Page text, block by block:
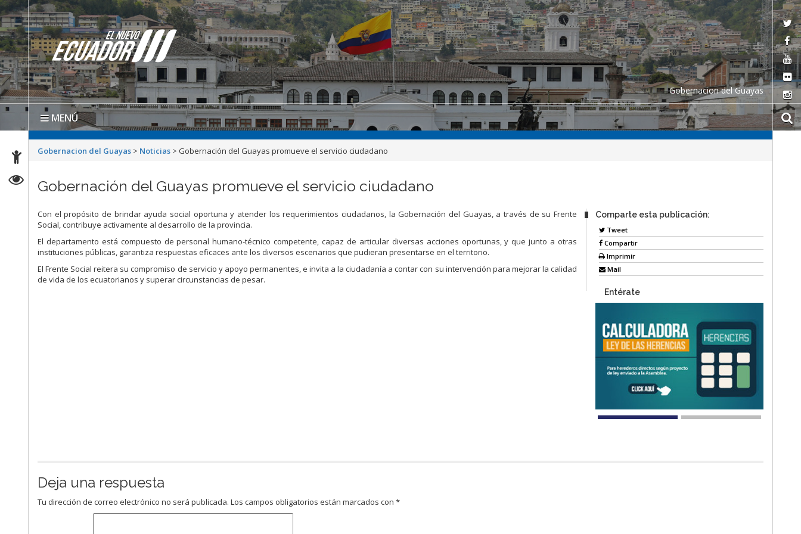
Gobernacion del Guayas
MENÚ
Gobernacion del Guayas > Noticias > Gobernación del Guayas promueve el servicio ciudadano
Gobernación del Guayas promueve el servicio ciudadano
Con el propósito de brindar ayuda social oportuna y atender los requerimientos ciudadanos, la Gobernación del Guayas, a través de su Frente
Social, contribuye activamente al desarrollo de la provincia.
El departamento está compuesto de personal humano-técnico competente, capaz de articular diversas acciones oportunas, y que junto a otras
instituciones públicas, garantiza respuestas eficaces ante los diversos escenarios que pudieran presentarse en el territorio.
El Frente Social reitera su compromiso de servicio y apoyo permanentes, e invita a la ciudadanía a contar con su intervención para mejorar la calidad
de vida de los ecuatorianos y superar circunstancias de pesar.
Comparte esta publicación:
Tweet
Compartir
Imprimir
Mail
Entérate
Deja una respuesta
Tu dirección de correo electrónico no será publicada. Los campos obligatorios están marcados con*